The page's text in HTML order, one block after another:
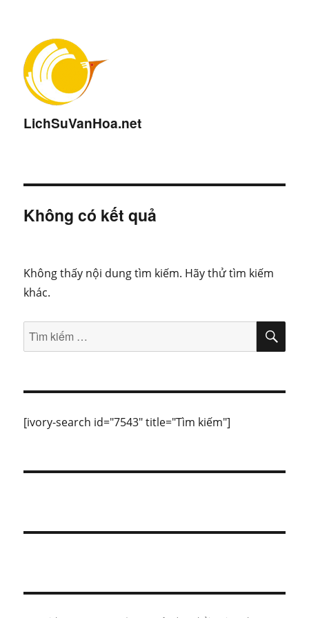
LichSuVanHoa.net
Không có kết quả
Không thấy nội dung tìm kiếm. Hãy thử tìm kiếm
khác.
Tìm
kiếm:
TÌM
[ivory-search id="7543" title="Tìm kiếm"]